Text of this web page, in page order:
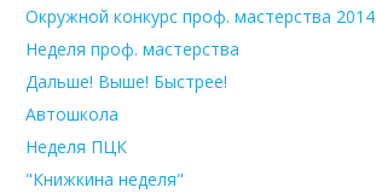
Окружной конкурс проф. мастерства 2014
Неделя проф. мастерства
Дальше! Выше! Быстрее!
Автошкола
Неделя ПЦК
"Книжкина неделя"